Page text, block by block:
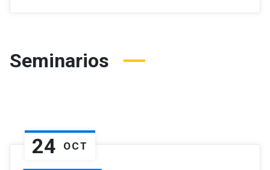
Seminarios
24 OCT